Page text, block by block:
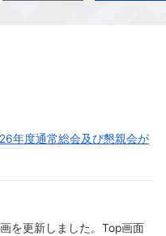
年度通常総会及び懇親会が
を更新しました。Top画面